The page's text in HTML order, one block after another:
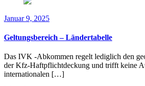
Januar 9, 2025
Geltungsbereich – Ländertabelle
Das IVK -Abkommen regelt lediglich den
der Kfz-Haftpflichtdeckung und trifft keine
internationalen […]